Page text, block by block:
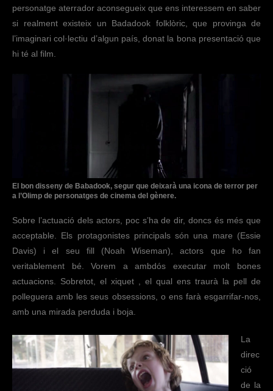
personatge aterrador aconsegueix que ens interessem en saber
si realment existeix un Badadook folklòric, que provinga de
l’imaginari col·lectiu d’algun país, donat la bona presentació que
hi té al film.
El bon disseny de Babadook, segur que deixarà una icona de terror per
a l’Olimp de personatges de cinema del gènere.
Sobre l’actuació dels actors, poc s’ha de dir, doncs és més que
acceptable. Els protagonistes principals són una mare (Essie
Davis) i el seu fill (Noah Wiseman), actors que ho fan
veritablement bé. Vorem a ambdós executar molt bones
actuacions. Sobretot, el xiquet , el qual ens traurà la pell de
polleguera amb les seus obsessions, o ens farà esgarrifar-nos,
amb una mirada perduda i boja.
La
direc
ció
de la